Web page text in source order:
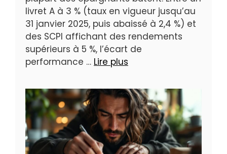
livret A à 3 % (taux en vigueur jusqu’au
31 janvier 2025, puis abaissé à 2,4 %) et
des SCPI affichant des rendements
supérieurs à 5 %, l’écart de
performance … Lire plus